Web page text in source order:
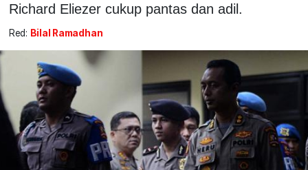
Richard Eliezer cukup pantas dan adil.
Red: Bilal Ramadhan